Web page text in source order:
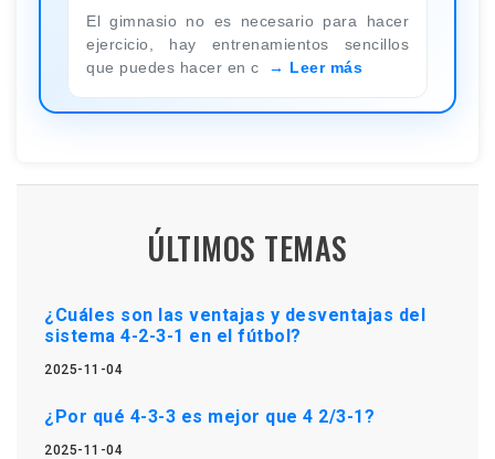
El gimnasio no es necesario para hacer
ejercicio, hay entrenamientos sencillos
que puedes hacer en c
Leer más
ÚLTIMOS TEMAS
¿Cuáles son las ventajas y desventajas del
sistema 4-2-3-1 en el fútbol?
2025-11-04
¿Por qué 4-3-3 es mejor que 4 2/3-1?
2025-11-04